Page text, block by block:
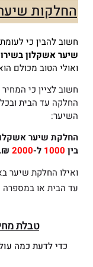
החלקות
חשוב להבין כי לעומת
שיער אשקלון
ואולי הטוב מכולם
חשוב לציין כי
החלקה עד הבית
השיער:
החלקת שיער
בין 1000 ל-2000
₪.
ואילו החלקת שיער
עד הבית או במספרה
טבלת
כדי לדעת כמה